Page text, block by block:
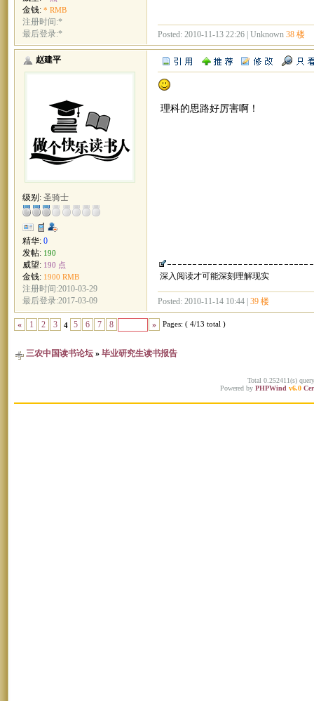
金钱: * RMB
注册时间:*
最后登录:*
Posted: 2010-11-13 22:26 | Unknown 38 楼
赵建平
级别: 圣骑士
精华: 0
发帖: 190
威望: 190 点
金钱: 1900 RMB
注册时间:2010-03-29
最后登录:2017-03-09
理科的思路好厉害啊！
深入阅读才可能深刻理解现实
Posted: 2010-11-14 10:44 | 39 楼
« 1 2 3 4 5 6 7 8 » Pages: ( 4/13 total )
三农中国读书论坛 » 毕业研究生读书报告
Total 0.252411(s)
Powered by PHPWind v6.0